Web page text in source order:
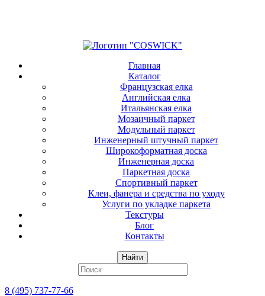
Главная
Каталог
Французская елка
Английская елка
Итальянская елка
Мозаичный паркет
Модульный паркет
Инженерный штучный паркет
Широкоформатная доска
Инженерная доска
Паркетная доска
Спортивный паркет
Клеи, фанера и средства по уходу
Услуги по укладке паркета
Текстуры
Блог
Контакты
Найти
8 (495) 737-77-66